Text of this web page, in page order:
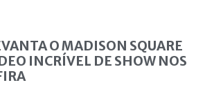
O MADISON SQUARE
INCRÍVEL DE SHOW NOS